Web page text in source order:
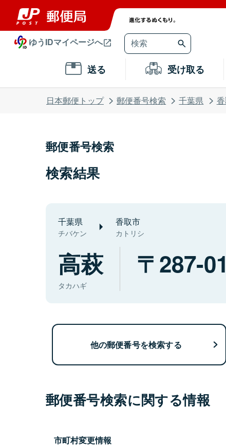
ゆうIDマイページへ
送る 受け取る
日本郵便トップ 郵便番号検索 千葉県
郵便番号検索
検索結果
千葉県
チバケン
香取市
カトリシ
高萩
タカハギ
287-
他の郵便番号を検索する
郵便番号検索に関する情報
市町村変更情報